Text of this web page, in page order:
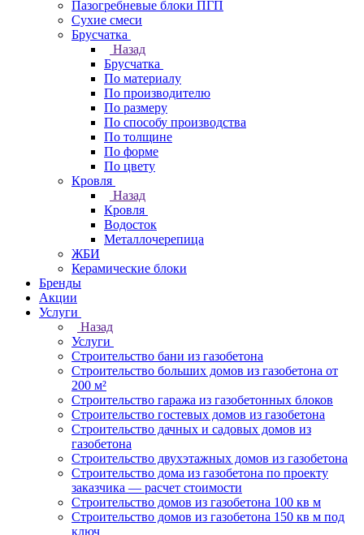
Пазогребневые блоки ПГП
Сухие смеси
Брусчатка
Назад
Брусчатка
По материалу
По производителю
По размеру
По способу производства
По толщине
По форме
По цвету
Кровля
Назад
Кровля
Водосток
Металлочерепица
ЖБИ
Керамические блоки
Бренды
Акции
Услуги
Назад
Услуги
Строительство бани из газобетона
Строительство больших домов из газобетона от
200 м²
Строительство гаража из газобетонных блоков
Строительство гостевых домов из газобетона
Строительство дачных и садовых домов из
газобетона
Строительство двухэтажных домов из газобетона
Строительство дома из газобетона по проекту
заказчика — расчет стоимости
Строительство домов из газобетона 100 кв м
Строительство домов из газобетона 150 кв м под
ключ